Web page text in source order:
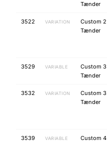
Tænder
3522 VARIATION
Custom 2
Tænder
3529 VARIABLE
Custom 3
Tænder
3532 VARIATION
Custom 3
Tænder
3539 VARIABLE
Custom 4